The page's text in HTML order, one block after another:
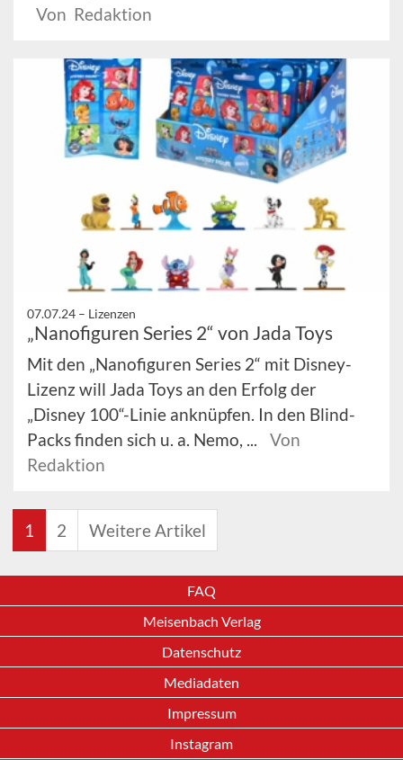
Von Redaktion
07.07.24 – Lizenzen
„Nanofiguren Series 2“ von Jada Toys
Mit den „Nanofiguren Series 2“ mit Disney-
Lizenz will Jada Toys an den Erfolg der
„Disney 100“-Linie anknüpfen. In den Blind-
Packs finden sich u. a. Nemo, ...
Von
Redaktion
1 2 Weitere Artikel
FAQ
Meisenbach Verlag
Datenschutz
Mediadaten
Impressum
Instagram